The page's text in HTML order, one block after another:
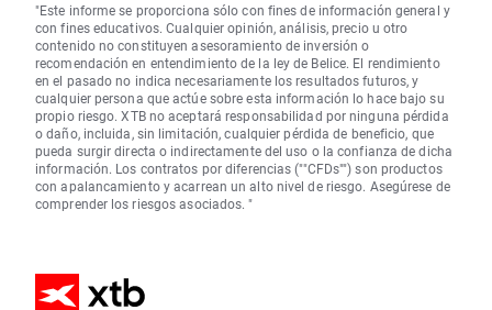
"Este informe se proporciona sólo con fines de información general y
con fines educativos. Cualquier opinión, análisis, precio u otro
contenido no constituyen asesoramiento de inversión o
recomendación en entendimiento de la ley de Belice. El rendimiento
en el pasado no indica necesariamente los resultados futuros, y
cualquier persona que actúe sobre esta información lo hace bajo su
propio riesgo. XTB no aceptará responsabilidad por ninguna pérdida
o daño, incluida, sin limitación, cualquier pérdida de beneficio, que
pueda surgir directa o indirectamente del uso o la confianza de dicha
información. Los contratos por diferencias (""CFDs"") son productos
con apalancamiento y acarrean un alto nivel de riesgo. Asegúrese de
comprender los riesgos asociados. "